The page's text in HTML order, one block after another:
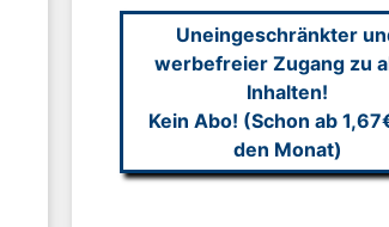
Uneingeschränkter
werbefreier Zugang zu
Inhalten!
Kein Abo! (Schon ab
den Monat)